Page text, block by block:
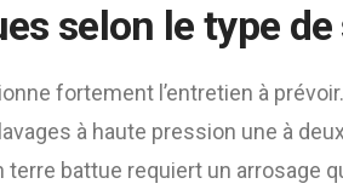
selon le type
fortement l’entretien à
à haute pression une à
terre battue requiert un arrosage